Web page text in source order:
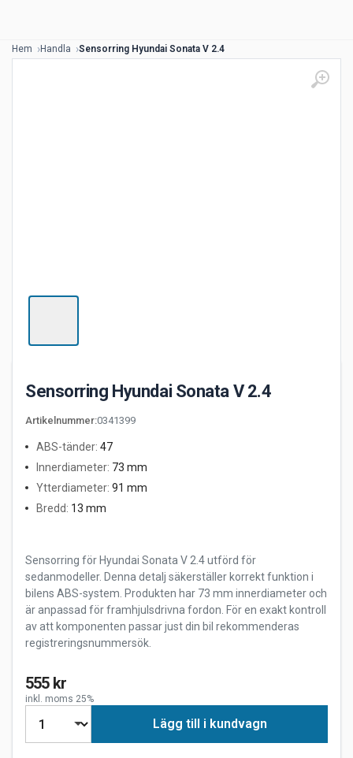
Hem Handla Sensorring Hyundai Sonata V 2.4
Sensorring Hyundai Sonata V 2.4
Artikelnummer:0341399
ABS-tänder: 47
Innerdiameter: 73 mm
Ytterdiameter: 91 mm
Bredd: 13 mm
Sensorring för Hyundai Sonata V 2.4 utförd för
sedanmodeller. Denna detalj säkerställer korrekt funktion i
bilens ABS-system. Produkten har 73 mm innerdiameter och
är anpassad för framhjulsdrivna fordon. För en exakt kontroll
av att komponenten passar just din bil rekommenderas
registreringsnummersök.
555 kr
inkl. moms 25%
Lägg till i kundvagn